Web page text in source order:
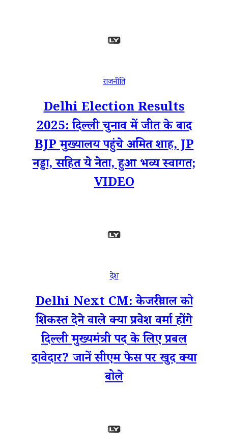
राजनीति
Delhi Election Results
2025: दिल्ली चुनाव में जीत के बाद
BJP मुख्यालय पहुंचे अमित शाह, JP
नड्डा, सहित ये नेता, हुआ भव्य स्वागत;
VIDEO
देश
Delhi Next CM: केजरीवाल को
शिकस्त देने वाले क्या प्रवेश वर्मा होंगे
दिल्ली मुख्यमंत्री पद के लिए प्रबल
दावेदार? जानें सीएम फेस पर खुद क्या
बोले